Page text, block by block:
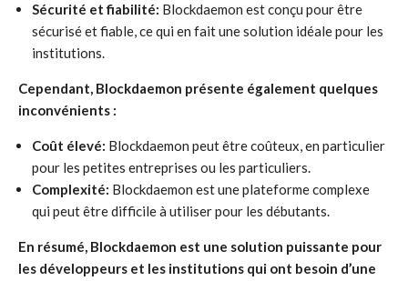
Sécurité et fiabilité: Blockdaemon est conçu pour être
sécurisé et fiable, ce qui en fait une solution idéale pour les
institutions.
Cependant, Blockdaemon présente également quelques
inconvénients :
Coût élevé: Blockdaemon peut être coûteux, en particulier
pour les petites entreprises ou les particuliers.
Complexité: Blockdaemon est une plateforme complexe
qui peut être difficile à utiliser pour les débutants.
En résumé, Blockdaemon est une solution puissante pour
les développeurs et les institutions qui ont besoin d’une